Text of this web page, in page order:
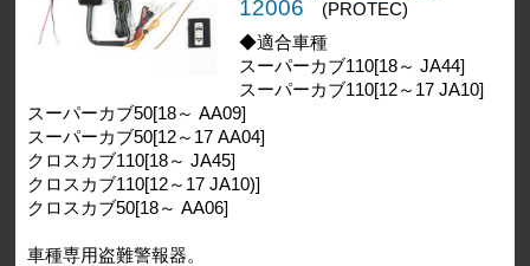
12006
(PROTEC)
◆適合車種
スーパーカブ110[18～ JA44]
スーパーカブ110[12～17 JA10]
スーパーカブ50[18～ AA09]
スーパーカブ50[12～17 AA04]
クロスカブ110[18～ JA45]
クロスカブ110[12～17 JA10)]
クロスカブ50[18～ AA06]
車種専用盗難警報器。